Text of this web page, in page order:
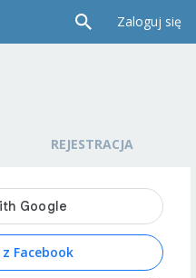
Zaloguj się
REJESTRACJA
Facebook